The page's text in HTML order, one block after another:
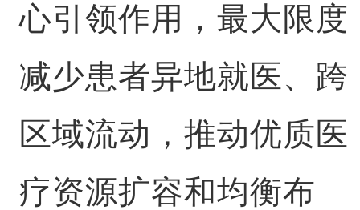
心引领作用，最大限度
减少患者异地就医、跨
区域流动，推动优质医
疗资源扩容和均衡布